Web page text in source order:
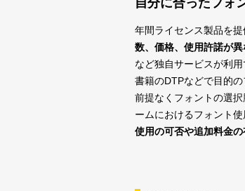
年間ライセンス製品を
数、価格、使用許諾が異
など独自サービスが利用
書籍のDTPなどで目的
前提なくフォントの選
ームにおけるフォント
使用の可否や追加料金